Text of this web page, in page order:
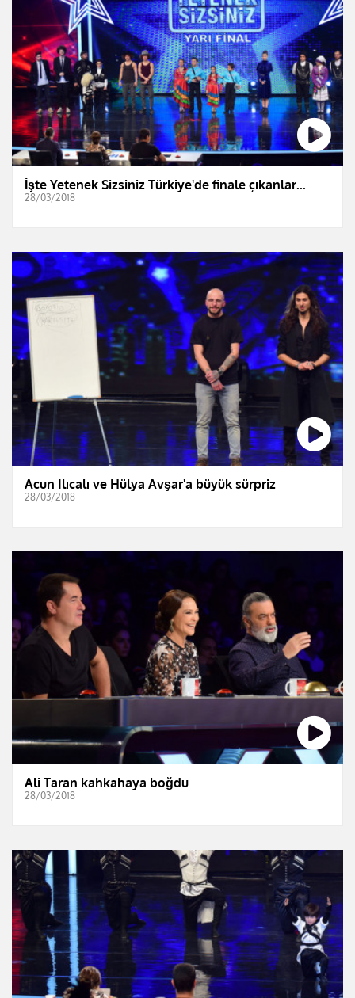
İşte Yetenek Sizsiniz Türkiye'de finale çıkanlar...
28/03/2018
Acun Ilıcalı ve Hülya Avşar'a büyük sürpriz
28/03/2018
Ali Taran kahkahaya boğdu
28/03/2018